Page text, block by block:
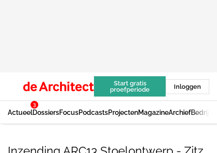
Start gratis
proefperiode
Inloggen
Actueel
3
DossiersFocusPodcastsProjectenMagazineArchief